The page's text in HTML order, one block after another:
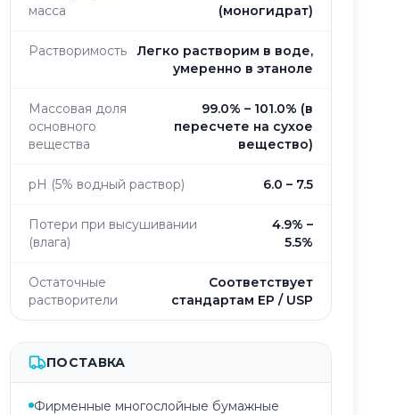
масса
(моногидрат)
Растворимость
Легко растворим в воде,
умеренно в этаноле
Массовая доля
основного
вещества
99.0% – 101.0% (в
пересчете на сухое
вещество)
pH (5% водный раствор) 6.0 – 7.5
Потери при высушивании
(влага)
4.9% –
5.5%
Остаточные
растворители
Соответствует
стандартам EP / USP
ПОСТАВКА
Фирменные многослойные бумажные